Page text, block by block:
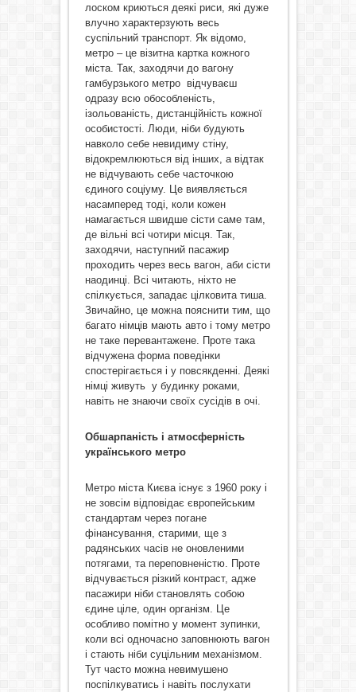
лоском криються деякі риси, які дуже
влучно характерзують весь
суспільний транспорт. Як відомо,
метро – це візитна картка кожного
міста. Так, заходячи до вагону
гамбурзького метро відчуваєш
одразу всю обособленість,
ізольованість, дистанційність кожної
особистості. Люди, ніби будують
навколо себе невидиму стіну,
відокремлюються від інших, а відтак
не відчувають себе часточкою
єдиного соціуму. Це виявляється
насамперед тоді, коли кожен
намагається швидше сісти саме там,
де вільні всі чотири місця. Так,
заходячи, наступний пасажир
проходить через весь вагон, аби сісти
наодинці. Всі читають, ніхто не
спілкується, западає цілковита тиша.
Звичайно, це можна пояснити тим, що
багато німців мають авто і тому метро
не таке перевантажене. Проте така
відчужена форма поведінки
спостерігається і у повсякденні. Деякі
німці живуть у будинку роками,
навіть не знаючи своїх сусідів в очі.
Обшарпаність і атмосферність
українського метро
Метро міста Києва існує з 1960 року і
не зовсім відповідає європейським
стандартам через погане
фінансування, старими, ще з
радянських часів не оновленими
потягами, та переповненістю. Проте
відчувається різкий контраст, адже
пасажири ніби становлять собою
єдине ціле, один організм. Це
особливо помітно у момент зупинки,
коли всі одночасно заповнюють вагон
і стають ніби суцільним механізмом.
Тут часто можна невимушено
поспілкуватись і навіть послухати